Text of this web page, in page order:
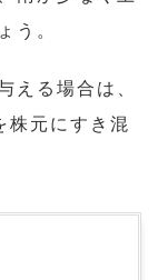
う。
える場合は、
株元にすき混